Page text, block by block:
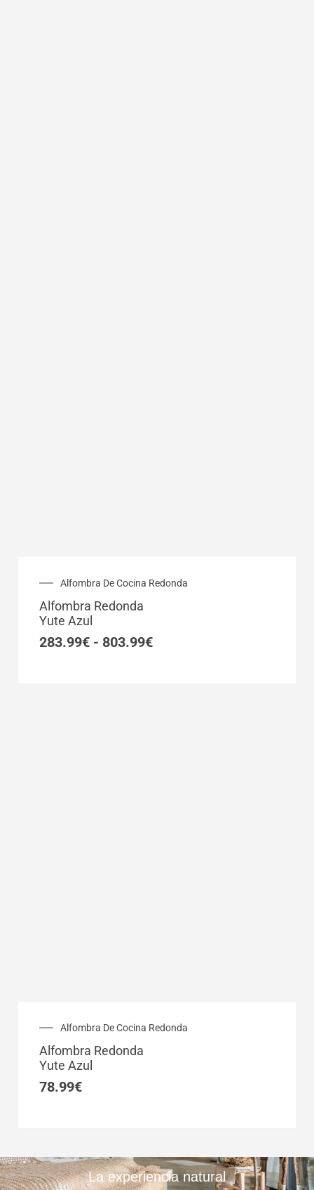
Alfombra De Cocina Redonda
Alfombra Redonda
Yute Azul
283.99€ - 803.99€
Rango
283.99€
Alfombra De Cocina Redonda
Alfombra Redonda
Yute Azul
78.99€
La experiencia natural